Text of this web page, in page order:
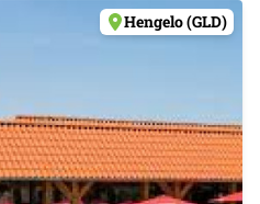
Hengelo (GLD)